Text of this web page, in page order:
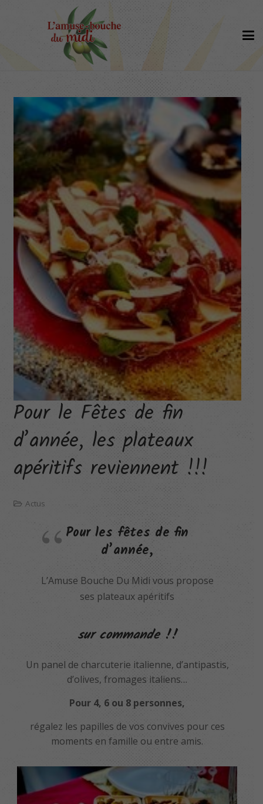
Pour le Fêtes de fin
d’année, les plateaux
apéritifs reviennent !!!
Actus
Pour les fêtes de fin
d’année,
L’Amuse Bouche Du Midi vous propose
ses plateaux apéritifs
sur commande !!
Un panel de charcuterie italienne, d’antipastis,
d’olives, fromages italiens…
Pour 4, 6 ou 8 personnes,
régalez les papilles de vos convives pour ces
moments en famille ou entre amis.